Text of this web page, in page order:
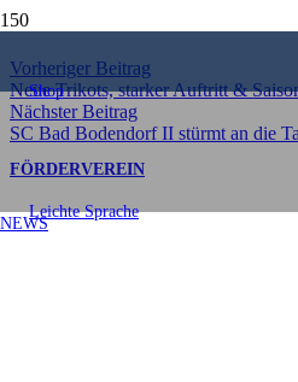
Shop
Leichte Sprache
NEWS
Vorheriger Beitrag
Neue Trikots, starker Auftritt &
Nächster Beitrag
SC Bad Bodendorf II stürmt an die
FÖRDERVEREIN
2. Kinder- &